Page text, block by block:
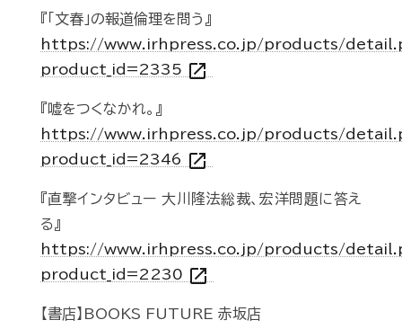
『「文春」の報道倫理を問う』
https://www.irhpress.co.jp/products/
product_id=2335 open_in_new
『嘘をつくなかれ。』
https://www.irhpress.co.jp/products/
product_id=2346 open_in_new
『直撃インタビュー 大川隆法総裁、宏洋問題に答え
る』
https://www.irhpress.co.jp/products/
product_id=2230 open_in_new
【書店】BOOKS FUTURE 赤坂店